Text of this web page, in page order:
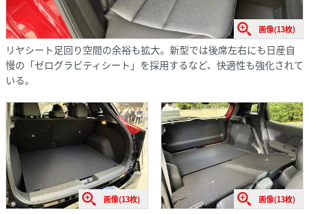
画像(13枚)
リヤシート足回り空間の余裕も拡大。新型では後席左右にも日産自
慢の「ゼログラビティシート」を採用するなど、快適性も強化されて
いる。
画像(13枚) 画像(13枚)